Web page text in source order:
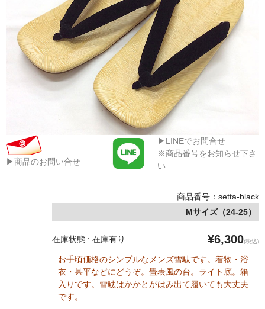
▶商品のお問い合せ
▶LINEでお問合せ
※商品番号をお知らせ下さ
い
商品番号：setta-black
Mサイズ（24-25）
在庫状態 : 在庫有り ¥6,300(税込)
お手頃価格のシンプルなメンズ雪駄です。着物・浴
衣・甚平などにどうぞ。畳表風の台。ライト底。箱
入りです。雪駄はかかとがはみ出て履いても大丈夫
です。